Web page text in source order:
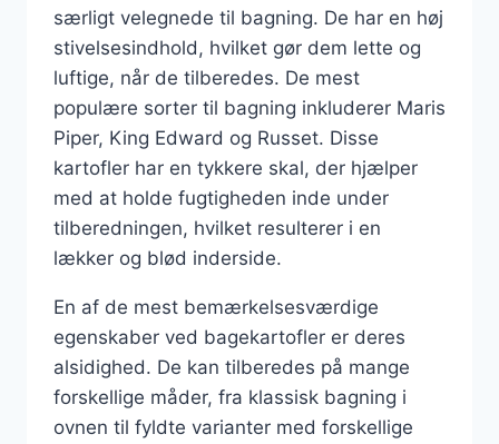
særligt velegnede til bagning. De har en høj
stivelsesindhold, hvilket gør dem lette og
luftige, når de tilberedes. De mest
populære sorter til bagning inkluderer Maris
Piper, King Edward og Russet. Disse
kartofler har en tykkere skal, der hjælper
med at holde fugtigheden inde under
tilberedningen, hvilket resulterer i en
lækker og blød inderside.
En af de mest bemærkelsesværdige
egenskaber ved bagekartofler er deres
alsidighed. De kan tilberedes på mange
forskellige måder, fra klassisk bagning i
ovnen til fyldte varianter med forskellige